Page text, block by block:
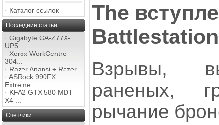
· Каталог ссылок
Последние статьи
· Gigabyte GA-Z77X-
UP5...
· Xerox WorkCentre
304...
· Razer Anansi + Razer...
· ASRock 990FX
Extreme...
· KFA2 GTX 580 MDT
X4 ...
Счетчики
The
Взрывы,
раненых,
рычание